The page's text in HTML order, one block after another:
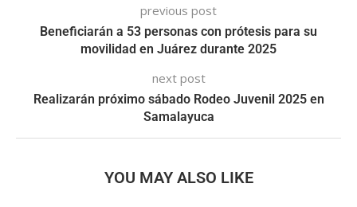
previous post
Beneficiarán a 53 personas con prótesis para su
movilidad en Juárez durante 2025
next post
Realizarán próximo sábado Rodeo Juvenil 2025 en
Samalayuca
YOU MAY ALSO LIKE